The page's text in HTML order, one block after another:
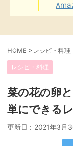
HOME >レシピ・料理
レシピ・料理
菜の花の卵
単にできるレ
更新日： 2021年3月